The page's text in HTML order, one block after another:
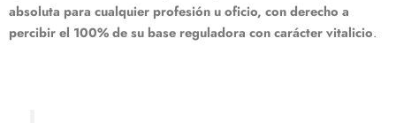
absoluta para cualquier profesión u oficio, con derecho a
percibir el 100% de su base reguladora con carácter vitalicio.